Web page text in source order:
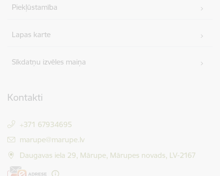
Piekļūstamība
Lapas karte
Sīkdatņu izvēles maiņa
Kontakti
+371 67934695
E-pasts:
marupe@marupe.lv
Daugavas iela 29, Mārupe, Mārupes novads, LV-2167